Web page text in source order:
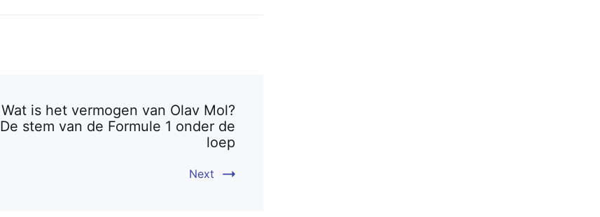
Wat is het vermogen van Olav Mol?
De stem van de Formule 1 onder de
loep
Next